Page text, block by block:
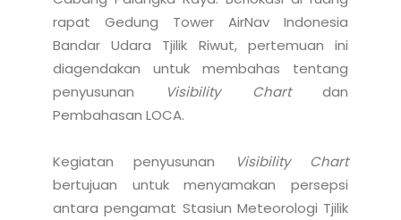
rapat Gedung Tower AirNav Indonesia
Bandar Udara Tjilik Riwut, pertemuan ini
diagendakan untuk membahas tentang
penyusunan
Visibility Chart dan
Pembahasan LOCA.
Kegiatan penyusunan
Visibility Chart
bertujuan untuk menyamakan persepsi
antara pengamat Stasiun Meteorologi Tjilik